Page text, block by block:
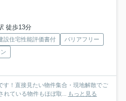
徒歩13分
設住宅性能評価書付
バリアフリー
す！直接見たい物件集合・現地解散でご
れている物件もほぼ取... もっと見る